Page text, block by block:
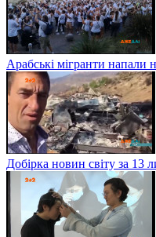
Арабські мігранти напали
Добірка новин світу за 13